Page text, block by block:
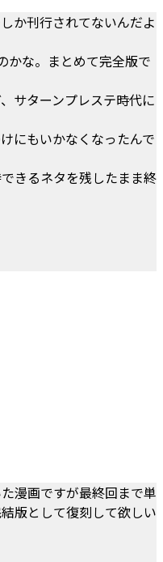
か刊行されてないんだよ
かな。まとめて完全版で
サターンプレステ時代に
にもいかなくなったんで
きるネタを残したまま終
漫画ですが最終回まで単
版として復刻して欲しい